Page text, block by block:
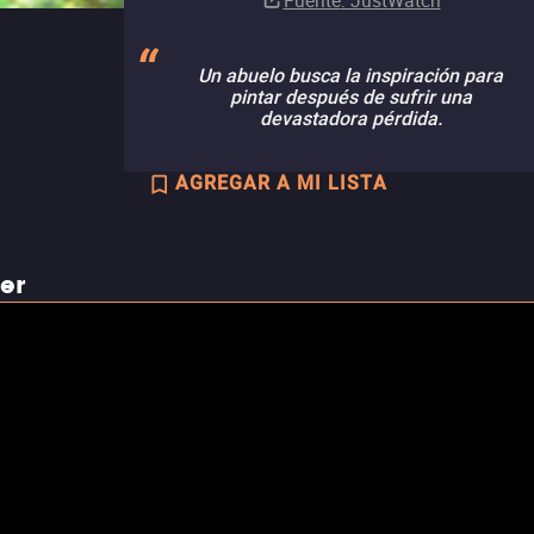
Un abuelo busca la inspiración para
pintar después de sufrir una
devastadora pérdida.
AGREGAR A MI LISTA